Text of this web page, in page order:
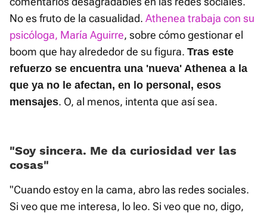
No es fruto de la casualidad. Athenea trabaja con su
psicóloga, María Aguirre, sobre cómo gestionar el
boom que hay alrededor de su figura. Tras este
refuerzo se encuentra una 'nueva' Athenea a la
que ya no le afectan, en lo personal, esos
mensajes. O, al menos, intenta que así sea.
«Soy sincera. Me da curiosidad ver las
cosas»
"Cuando estoy en la cama, abro las redes sociales.
Si veo que me interesa, lo leo. Si veo que no, digo,